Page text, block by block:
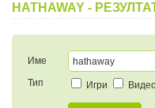
HATHAWAY -
Име
Тип
Игри